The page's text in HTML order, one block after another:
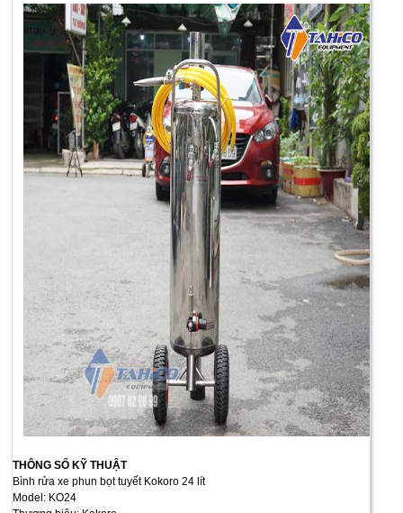
THÔNG SỐ KỸ THUẬT
Bình rửa xe phun bọt tuyết Kokoro 24 lít
Model: KO24